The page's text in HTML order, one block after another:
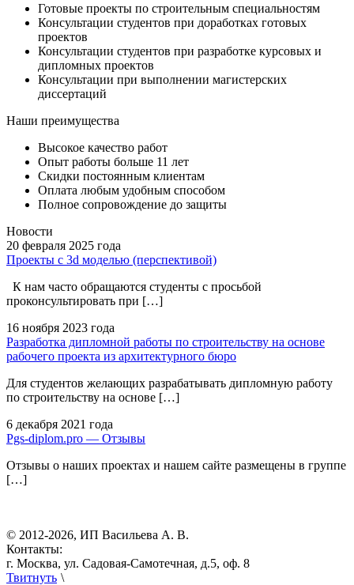
Готовые проекты по строительным специальностям
Консультации студентов при доработках готовых
проектов
Консультации студентов при разработке курсовых и
дипломных проектов
Консультации при выполнении магистерских
диссертаций
Наши преимущества
Высокое качество работ
Опыт работы больше 11 лет
Скидки постоянным клиентам
Оплата любым удобным способом
Полное сопровождение до защиты
Новости
20 февраля 2025 года
Проекты с 3d моделью (перспективой)
К нам часто обращаются студенты с просьбой
проконсультировать при […]
16 ноября 2023 года
Разработка дипломной работы по строительству на основе
рабочего проекта из архитектурного бюро
Для студентов желающих разрабатывать дипломную работу
по строительству на основе […]
6 декабря 2021 года
Pgs-diplom.pro — Отзывы
Отзывы о наших проектах и нашем сайте размещены в группе
[…]
© 2012-2026, ИП Васильева А. В.
Контакты:
г. Москва, ул. Садовая-Самотечная, д.5, оф. 8
Твитнуть \